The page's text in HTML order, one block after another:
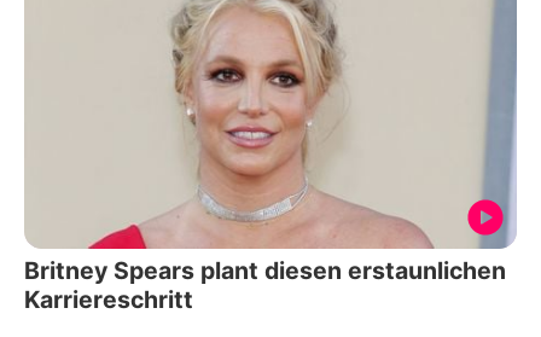
Britney Spears plant diesen erstaunlichen
Karriereschritt